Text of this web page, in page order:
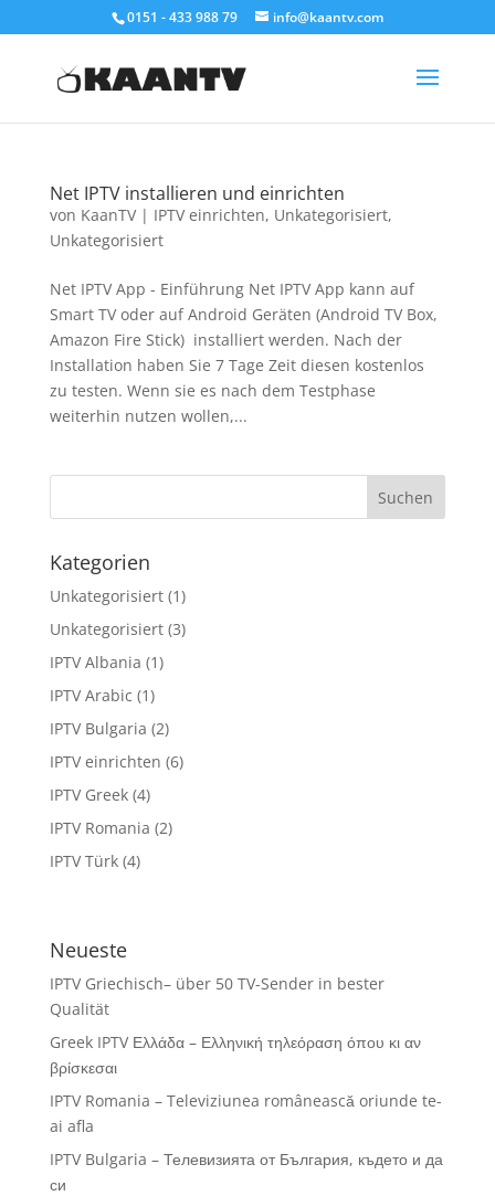
0151 - 433 988 79 info@kaantv.com
Net IPTV installieren und einrichten
von KaanTV| IPTV einrichten, Unkategorisiert,
Unkategorisiert
Net IPTV App - Einführung Net IPTV App kann auf
Smart TV oder auf Android Geräten (Android TV Box,
Amazon Fire Stick) installiert werden. Nach der
Installation haben Sie 7 Tage Zeit diesen kostenlos
zu testen. Wenn sie es nach dem Testphase
weiterhin nutzen wollen,...
Kategorien
Unkategorisiert(1)
Unkategorisiert(3)
IPTV Albania (1)
IPTV Arabic (1)
IPTV Bulgaria (2)
IPTV einrichten (6)
IPTV Greek(4)
IPTV Romania (2)
IPTV Türk(4)
Neueste
IPTV Griechisch– über 50 TV-Sender in bester
Qualität
Greek IPTV Ελλάδα – Ελληνική τηλεόραση όπου κι αν
βρίσκεσαι
IPTV Romania – Televiziunea românească oriunde te-
ai afla
IPTV Bulgaria – Телевизията от България, където и да
си